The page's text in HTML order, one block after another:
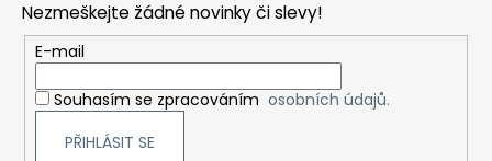
Nezmeškejte žádné novinky či slevy!
E-mail
Souhasím se zpracováním osobních údajů.
PŘIHLÁSIT SE